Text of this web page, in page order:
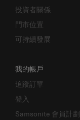
投資者關係
門市位置
可持續發展
我的帳戶
追蹤訂單
登入
Samsonite 會員計劃